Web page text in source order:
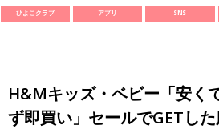
ひよこクラブ アプリ SNS
H&Mキッズ・ベビー「安く
ず即買い」セールでGETし